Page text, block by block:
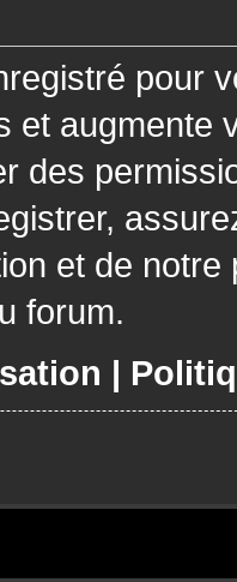
pour
et augmente
des
et de
forum.
|